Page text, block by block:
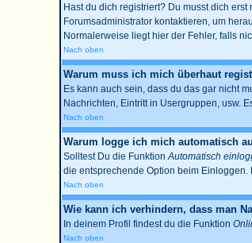
Hast du dich registriert? Du musst dich
Forumsadministrator kontaktieren, um
Normalerweise liegt hier der Fehler, falls
Nach oben
Warum muss ich mich überhaut
Es kann auch sein, dass du das gar nicht
Nachrichten, Eintritt in Usergruppen, usw.
Nach oben
Warum logge ich mich automatisch
Solltest Du die FunktionAutomatisch
die entsprechende Option beim Einloggen.
Nach oben
Wie kann ich verhindern, dass man
In deinem Profil findest du die Funktion
Nach oben